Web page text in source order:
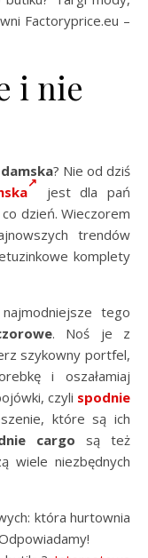
Factoryprice.eu –
i nie
? Nie od dziś
jest dla pań
dzień. Wieczorem
trendów
komplety
tego
. Noś je z
szykowny portfel,
i oszałamiaj
czyli spodnie
które są ich
cargo są też
wiele niezbędnych
która hurtownia